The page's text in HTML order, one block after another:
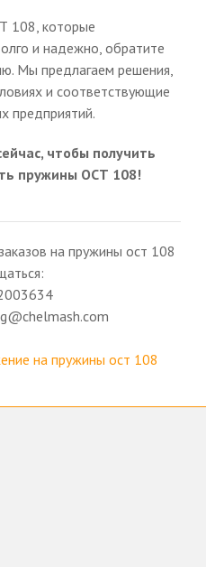
108, которые
и надежно, обратите
Мы предлагаем решения,
и соответствующие
предприятий.
чтобы получить
пружины ОСТ 108!
на пружины ост 108
на пружины ост 108